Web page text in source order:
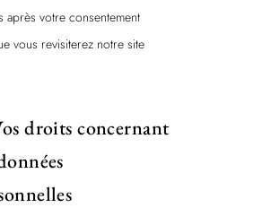
après votre consentement
vous revisiterez notre site
droits concernant